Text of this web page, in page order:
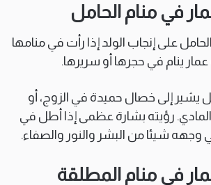
في منام الحامل
على إنجاب الولد إذا رأت في منامها
ينام في حجرها أو سريرها.
يشير إلى خصال حميدة في الزوج، أو
رؤيته بشارة عظمى إذا أطل في
وجهه شيئا من البشر والنور والصفاء.
في منام المطلقة